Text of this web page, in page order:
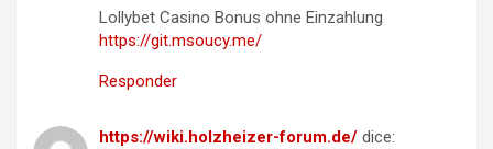
Lollybet Casino Bonus ohne Einzahlung
https://git.msoucy.me/
Responder
https://wiki.holzheizer-forum.de/ dice: